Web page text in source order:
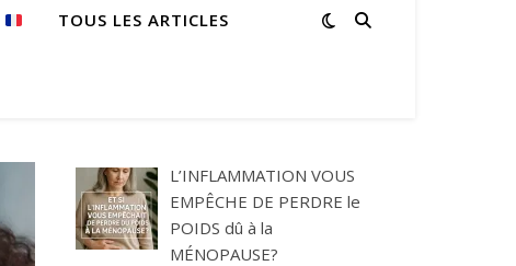
TOUS LES ARTICLES
L’INFLAMMATION VOUS
EMPÊCHE DE PERDRE le
POIDS dû à la
MÉNOPAUSE?